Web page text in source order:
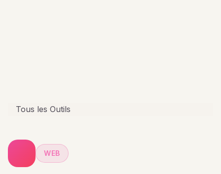
Tous les Outils
WEB